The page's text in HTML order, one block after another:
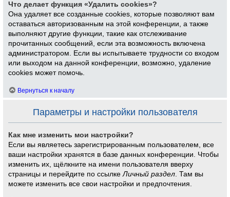
Что делает функция «Удалить cookies»?
Она удаляет все созданные cookies, которые позволяют вам
оставаться авторизованным на этой конференции, а также
выполняют другие функции, такие как отслеживание
прочитанных сообщений, если эта возможность включена
администратором. Если вы испытываете трудности со входом
или выходом на данной конференции, возможно, удаление
cookies может помочь.
Вернуться к началу
Параметры и настройки пользователя
Как мне изменить мои настройки?
Если вы являетесь зарегистрированным пользователем, все
ваши настройки хранятся в базе данных конференции. Чтобы
изменить их, щёлкните на имени пользователя вверху
страницы и перейдите по ссылкеЛичный раздел . Там вы
можете изменить все свои настройки и предпочтения.